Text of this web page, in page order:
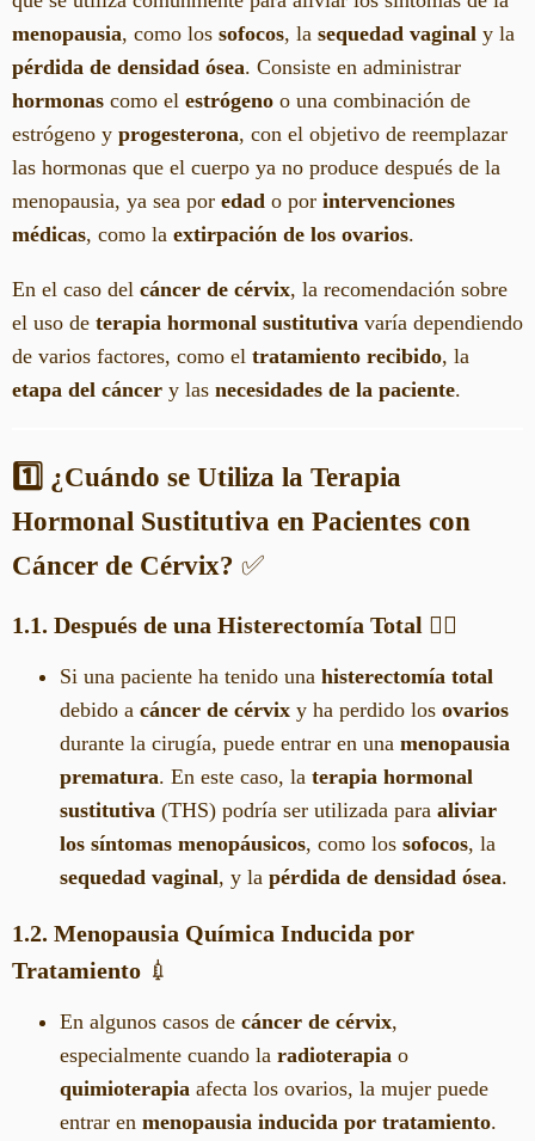
menopausia, como los sofocos, la sequedad vaginal y la
pérdida de densidad ósea. Consiste en administrar
hormonas como el estrógeno o una combinación de
estrógeno y progesterona, con el objetivo de reemplazar
las hormonas que el cuerpo ya no produce después de la
menopausia, ya sea por edad o por intervenciones
médicas, como la extirpación de los ovarios.
En el caso del cáncer de cérvix, la recomendación sobre
el uso de terapia hormonal sustitutiva varía dependiendo
de varios factores, como el tratamiento recibido, la
etapa del cáncer y las necesidades de la paciente.
1️⃣ ¿Cuándo se Utiliza la Terapia
Hormonal Sustitutiva en Pacientes con
Cáncer de Cérvix? ✅
1.1. Después de una Histerectomía Total 👩‍⚕️
Si una paciente ha tenido una histerectomía total
debido a cáncer de cérvix y ha perdido los ovarios
durante la cirugía, puede entrar en una menopausia
prematura. En este caso, la terapia hormonal
sustitutiva (THS) podría ser utilizada para aliviar
los síntomas menopáusicos, como los sofocos, la
sequedad vaginal, y la pérdida de densidad ósea.
1.2. Menopausia Química Inducida por
Tratamiento 💉
En algunos casos de cáncer de cérvix,
especialmente cuando la radioterapia o
quimioterapia afecta los ovarios, la mujer puede
entrar en menopausia inducida por tratamiento.